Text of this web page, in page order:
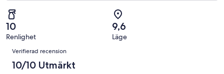
recensioner
90
recensioner
av
90
recensioner
betyg.
0
av
Väldigt
dåligt
betyg.
av
10
Renlighet
9,6
Läge
Recensioner
Verifierad recension
10/10 Utmärkt